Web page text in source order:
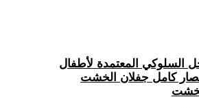
السلوكي المعتمدة لأطفال
كامل جفلان الخشت